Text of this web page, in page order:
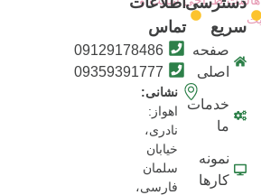
سریع
صفحه
اصلی
خدمات
ما
نمونه
کارها
تماس
09129178486
09359391777
نشانی:
اهواز:
نادری،
خیابان
سلمان
فارسی،